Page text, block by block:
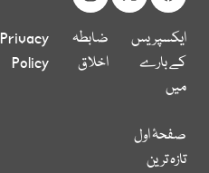
ایکسپریس
کے بارے
میں
ضابطہ
اخلاق
Privacy
Policy
صفحۂ اول
تازہ ترین